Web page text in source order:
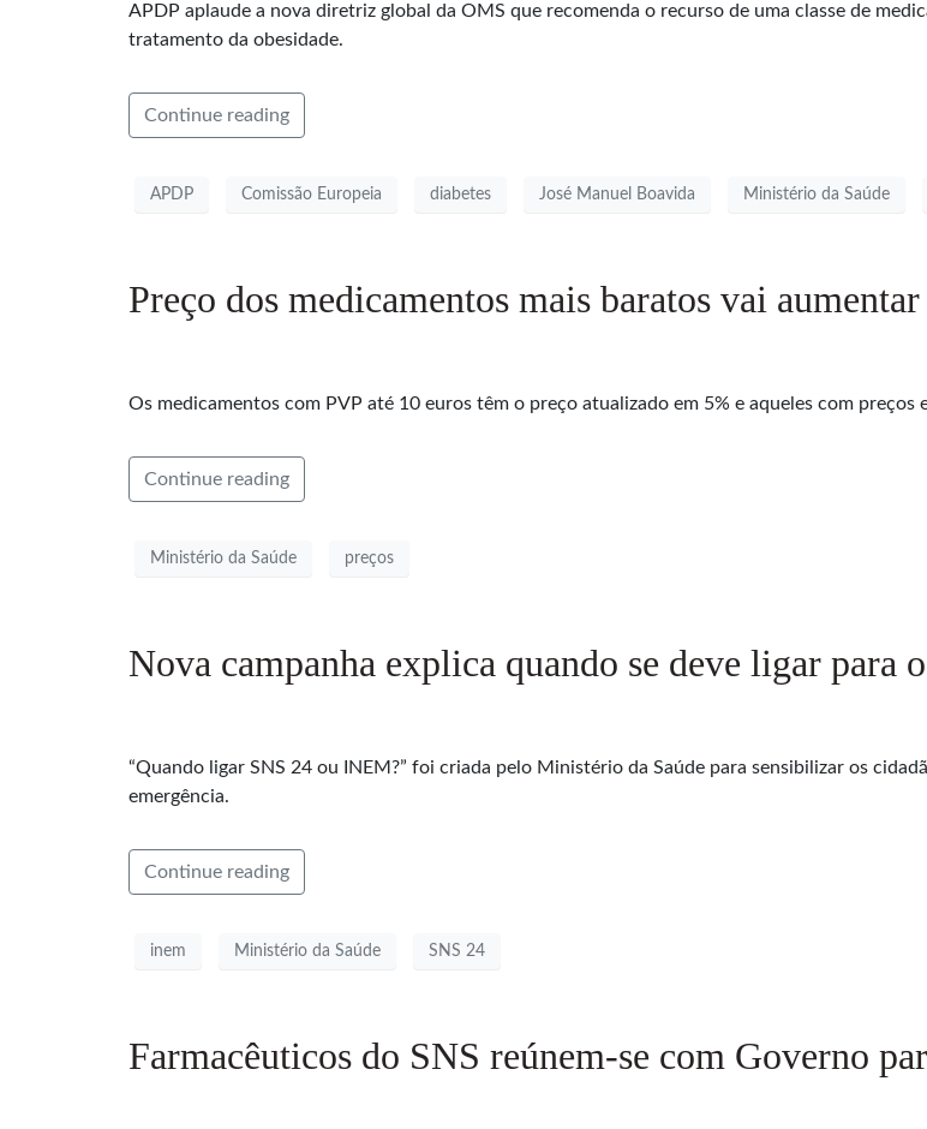
APDP aplaude a nova diretriz global da OMS que recomenda o recurso de uma classe de
tratamento da obesidade.
Continue reading
APDP Comissão Europeia diabetes José Manuel Boavida Ministério da Saúde
Preço dos medicamentos mais baratos vai
Os medicamentos com PVP até 10 euros têm o preço atualizado em 5% e aqueles com preços
Continue reading
Ministério da Saúde preços
Nova campanha explica quando se deve ligar para
“Quando ligar SNS 24 ou INEM?” foi criada pelo Ministério da Saúde para sensibilizar os
emergência.
Continue reading
inem Ministério da Saúde SNS 24
Farmacêuticos do SNS reúnem-se com Governo